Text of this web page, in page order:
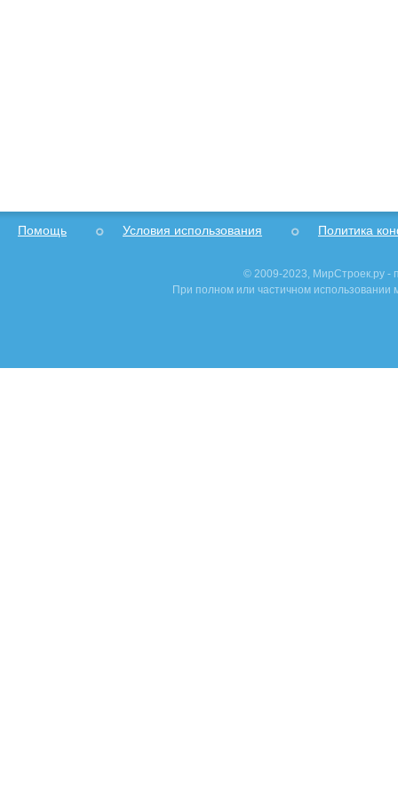
Помощь Условия использования Политика
© 2009-2023, МирСтроек.ру -
При полном или частичном использовании